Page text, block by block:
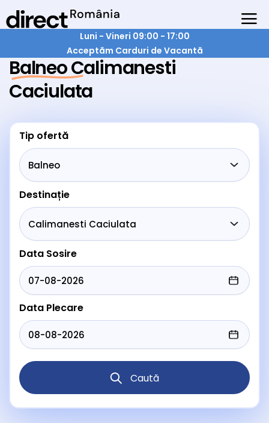
Luni - Vineri 09:00 - 17:00
Acceptăm Carduri de Vacantă
Balneo Calimanesti
Caciulata
Tip ofertă
Destinație
Data Sosire
Data Plecare
Caută